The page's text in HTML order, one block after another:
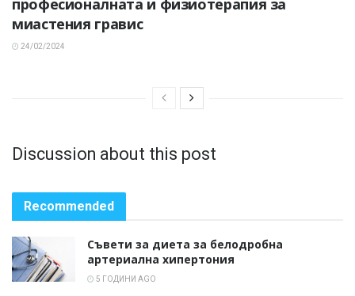
професионалната и физиотерапия за
миастения гравис
24/02/2024
Discussion about this post
Recommended
Съвети за диета за белодробна
артериална хипертония
5 ГОДИНИ AGO